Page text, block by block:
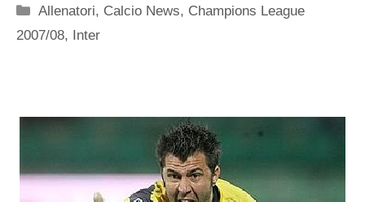
Categorie
Allenatori, Calcio News, Champions League
2007/08, Inter